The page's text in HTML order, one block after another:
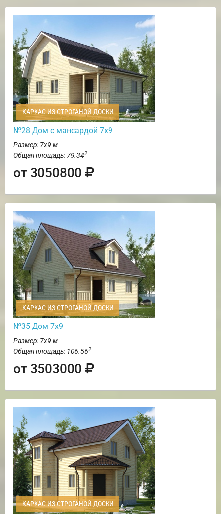
КАРКАС ИЗ СТРОГАНОЙ ДОСКИ
№28 Дом с мансардой 7х9
Размер: 7х9 м
Общая площадь: 79.342
от 3050800
КАРКАС ИЗ СТРОГАНОЙ ДОСКИ
№35 Дом 7х9
Размер: 7х9 м
Общая площадь: 106.562
от 3503000
КАРКАС ИЗ СТРОГАНОЙ ДОСКИ